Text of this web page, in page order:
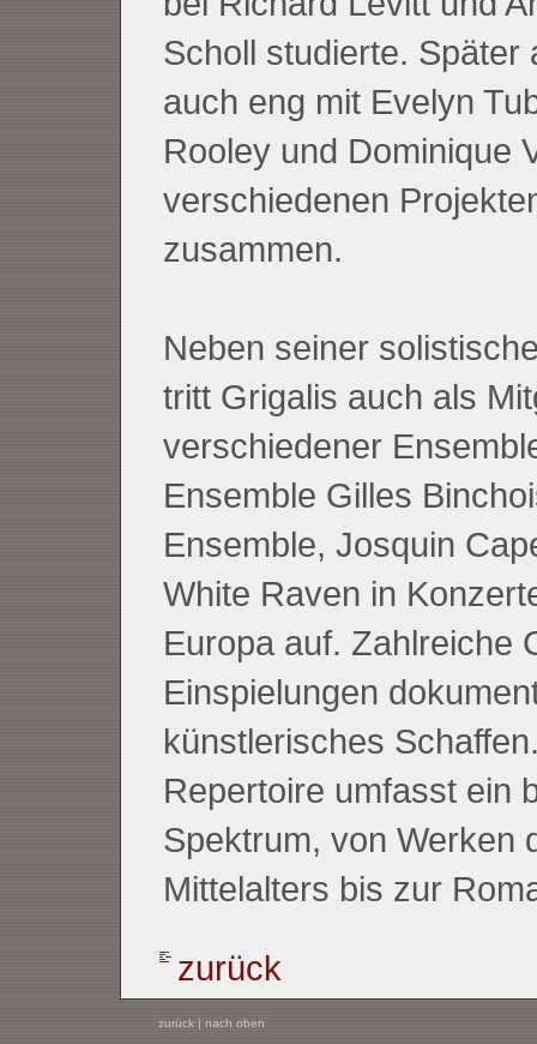
Scholl studierte. Später
auch eng mit Evelyn
Rooley und Dominique
verschiedenen
zusammen.
Neben seiner
tritt Grigalis auch als
verschiedener
Ensemble Gilles
Ensemble, Josquin
White Raven in
Europa auf. Zahlreiche
Einspielungen
künstlerisches
Repertoire umfasst ein
Spektrum, von Werken
Mittelalters bis zur
zurück
zurück| nach oben